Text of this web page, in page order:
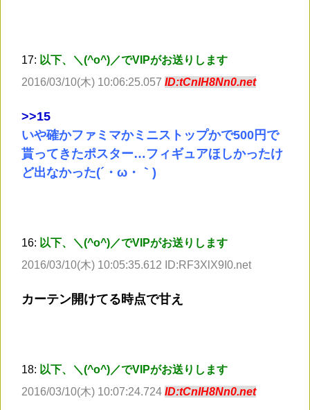
17: 以下、＼(^o^)／でVIPがお送りします
2016/03/10(木) 10:06:25.057 ID:tCnIH8Nn0.net
>>15
いや確かファミマかミニストップかで500円で
貰ってきたポスター…フィギュアほしかったけ
ど出なかった(´・ω・｀)
16: 以下、＼(^o^)／でVIPがお送りします
2016/03/10(木) 10:05:35.612 ID:RF3XlX9I0.net
カーテン開けてる時点で甘え
18: 以下、＼(^o^)／でVIPがお送りします
2016/03/10(木) 10:07:24.724 ID:tCnIH8Nn0.net